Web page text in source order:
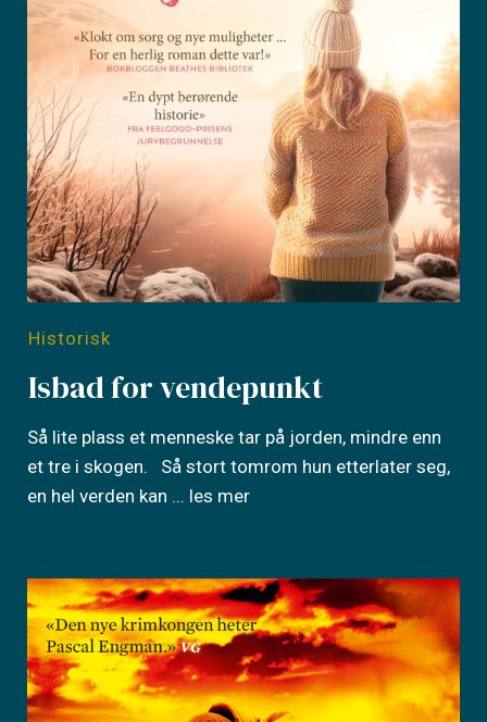
Historisk
Isbad for vendepunkt
Så lite plass et menneske tar på jorden, mindre enn
et tre i skogen. Så stort tomrom hun etterlater seg,
en hel verden kan ... les mer